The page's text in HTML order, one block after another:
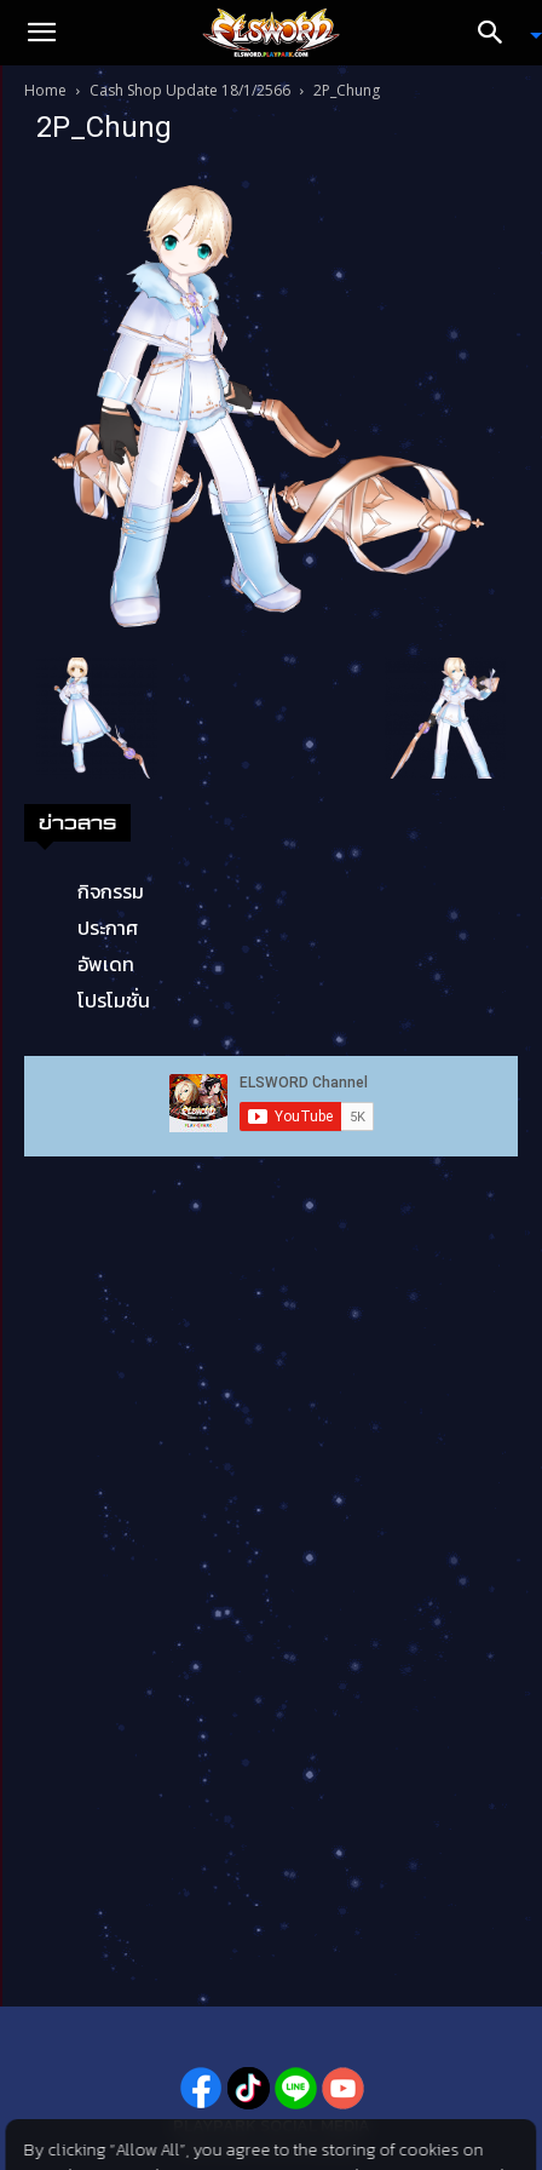
Home Cash Shop Update 18/1/2566 2P_Chung
2P_Chung
ข่าวสาร
กิจกรรม
ประกาศ
อัพเดท
โปรโมชั่น
PLAYPARK SOCIAL MEDIA
ไม่พลาดทุกข่าวสารจาก PlayPark
By clicking “Allow All”, you agree to the storing of cookies on